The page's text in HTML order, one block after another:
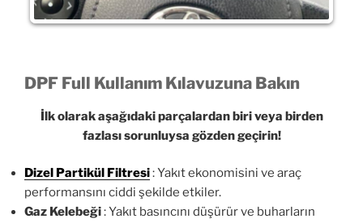
DPF Full Kullanım Kılavuzuna Bakın
İlk olarak aşağıdaki parçalardan biri veya birden
fazlası sorunluysa gözden geçirin!
Dizel Partikül Filtresi: Yakıt ekonomisini ve araç
performansını ciddi şekilde etkiler.
Gaz Kelebeği: Yakıt basıncını düşürür ve buharların